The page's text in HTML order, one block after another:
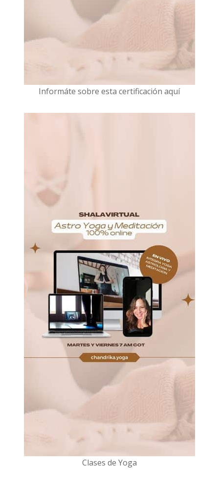
Informáte sobre esta certificación aquí
Clases de Yoga